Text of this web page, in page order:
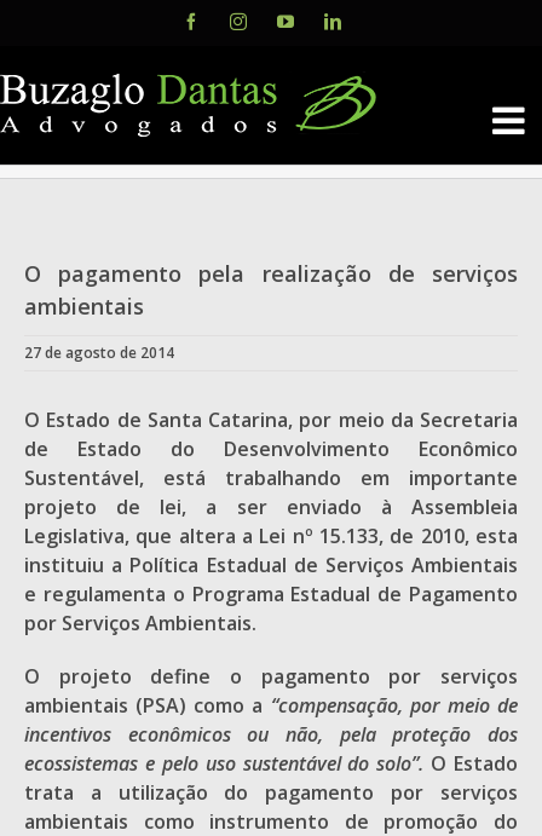
content
FacebookInstagramYouTubeLinkedIn
O pagamento pela realização de serviços
ambientais
27 de agosto de 2014
O Estado de Santa Catarina, por meio da Secretaria
de Estado do Desenvolvimento Econômico
Sustentável, está trabalhando em importante
projeto de lei, a ser enviado à Assembleia
Legislativa, que altera a Lei nº 15.133, de 2010, esta
instituiu a Política Estadual de Serviços Ambientais
e regulamenta o Programa Estadual de Pagamento
por Serviços Ambientais.
O projeto define o pagamento por serviços
ambientais (PSA) como a “compensação, por meio de
incentivos econômicos ou não, pela proteção dos
ecossistemas e pelo uso sustentável do solo”. O Estado
trata a utilização do pagamento por serviços
ambientais como instrumento de promoção do